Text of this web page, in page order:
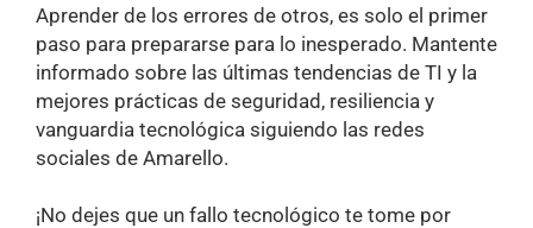
Aprender de los errores de otros, es solo el primer
paso para prepararse para lo inesperado. Mantente
informado sobre las últimas tendencias de TI y la
mejores prácticas de seguridad, resiliencia y
vanguardia tecnológica siguiendo las redes
sociales de Amarello.
¡No dejes que un fallo tecnológico te tome por